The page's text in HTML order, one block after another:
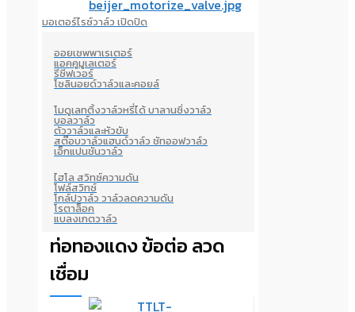
มอเตอร์ไรซ์วาล์ว เปิดปิด
ออยเซพพาเรเตอร์
แอคคูมูเลเตอร์
รีซีฟเวอร์
โซลินอยด์วาล์วและคอยล์
โมดูเลทติ้งวาล์วหรี่ได้ บาลานซิ่งวาล์ว
บอลวาล์ว
ตัววาล์วและหัวขับ
สต๊อบวาล์วแฮนด์วาล์ว ชัทออฟวาล์ว
เอ็กแปนชั่นวาล์ว
ไฮโล สวิทซ์ความดัน
โฟล์สวิทซ์
โกล์ปวาล์ว วาล์วลดความดัน
โรตาล็อค
แบลงเกตวาล์ว
ท่อทองแดง ข้อต่อ ลวด
เชื่อม